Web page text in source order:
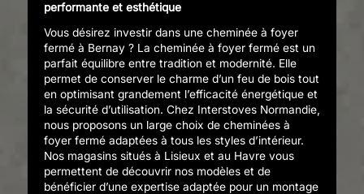
performante et esthétique
Vous désirez investir dans une cheminée à foyer
fermé à Bernay ? La cheminée à foyer fermé est un
parfait équilibre entre tradition et modernité. Elle
permet de conserver le charme d’un feu de bois tout
en optimisant grandement l’efficacité énergétique et
la sécurité d’utilisation. Chez Interstoves Normandie,
nous proposons un large choix de cheminées à
foyer fermé adaptées à tous les styles d’intérieur.
Nos magasins situés à Lisieux et au Havre vous
permettent de découvrir nos modèles et de
bénéficier d’une expertise adaptée pour un montage